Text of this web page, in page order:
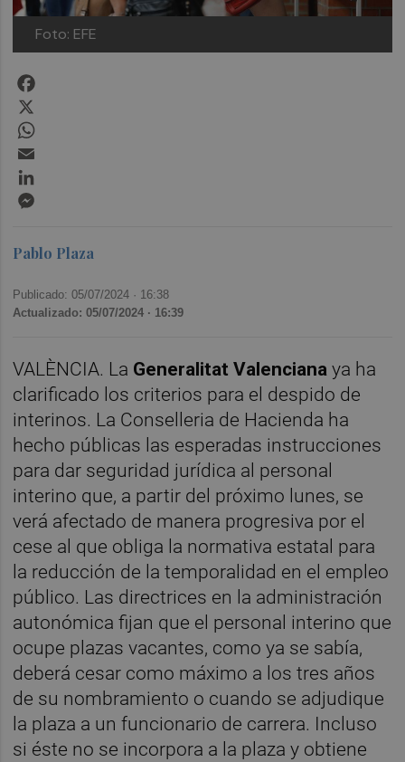
Foto: EFE
Pablo Plaza
Publicado: 05/07/2024 · 16:38
Actualizado: 05/07/2024 · 16:39
VALÈNCIA. La Generalitat Valenciana ya ha
clarificado los criterios para el despido de
interinos. La Conselleria de Hacienda ha
hecho públicas las esperadas instrucciones
para dar seguridad jurídica al personal
interino que, a partir del próximo lunes, se
verá afectado de manera progresiva por el
cese al que obliga la normativa estatal para
la reducción de la temporalidad en el empleo
público. Las directrices en la administración
autonómica fijan que el personal interino que
ocupe plazas vacantes, como ya se sabía,
deberá cesar como máximo a los tres años
de su nombramiento o cuando se adjudique
la plaza a un funcionario de carrera. Incluso
si éste no se incorpora a la plaza y obtiene